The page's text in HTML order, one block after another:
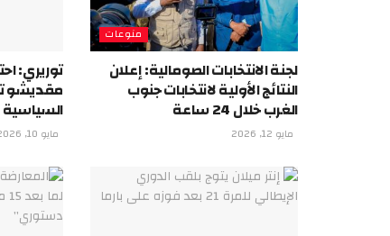
منوعات
لجنة الانتخابات الصومالية: إعلان
النتائج الأولية لانتخابات جنوب
الغرب خلال 24 ساعة
مايو 12, 2026
توريري:
مقديشو
السياسية
مايو 10, 2026